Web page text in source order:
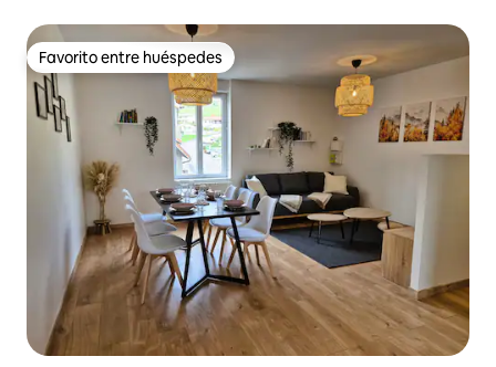
Favorito entre huéspedes
Favorito entre huéspedes